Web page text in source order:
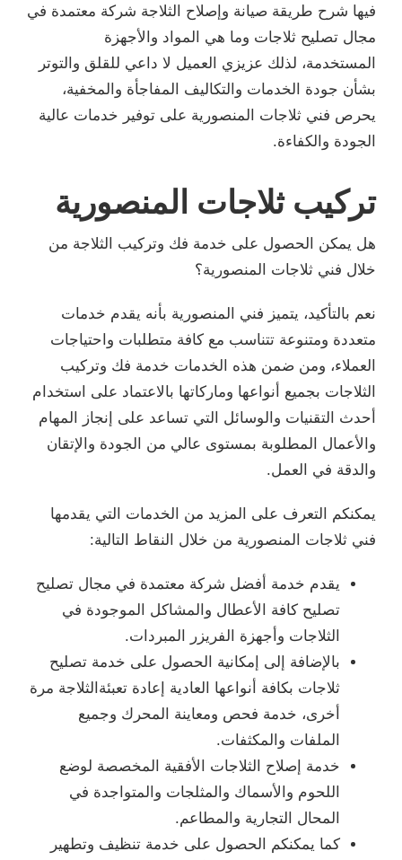
فيها شرح طريقة صيانة وإصلاح الثلاجة شركة معتمدة في
مجال تصليح ثلاجات وما هي المواد والأجهزة
المستخدمة، لذلك عزيزي العميل لا داعي للقلق والتوتر
بشأن جودة الخدمات والتكاليف المفاجأة والمخفية،
يحرص فني ثلاجات المنصورية على توفير خدمات عالية
الجودة والكفاءة.
تركيب ثلاجات المنصورية
هل يمكن الحصول على خدمة فك وتركيب الثلاجة من
خلال فني ثلاجات المنصورية؟
نعم بالتأكيد، يتميز فني المنصورية بأنه يقدم خدمات
متعددة ومتنوعة تتناسب مع كافة متطلبات واحتياجات
العملاء، ومن ضمن هذه الخدمات خدمة فك وتركيب
الثلاجات بجميع أنواعها وماركاتها بالاعتماد على استخدام
أحدث التقنيات والوسائل التي تساعد على إنجاز المهام
والأعمال المطلوبة بمستوى عالي من الجودة والإتقان
والدقة في العمل.
يمكنكم التعرف على المزيد من الخدمات التي يقدمها
فني ثلاجات المنصورية من خلال النقاط التالية:
يقدم خدمة أفضل شركة معتمدة في مجال تصليح
تصليح كافة الأعطال والمشاكل الموجودة في
الثلاجات وأجهزة الفريزر المبردات.
بالإضافة إلى إمكانية الحصول على خدمة تصليح
ثلاجات بكافة أنواعها العادية إعادة تعبئةالثلاجة مرة
أخرى، خدمة فحص ومعاينة المحرك وجميع
الملفات والمكثفات.
خدمة إصلاح الثلاجات الأفقية المخصصة لوضع
اللحوم والأسماك والمثلجات والمتواجدة في
المحال التجارية والمطاعم.
كما يمكنكم الحصول على خدمة تنظيف وتطهير